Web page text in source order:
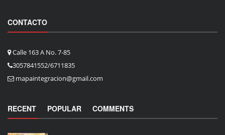
CONTACTO
Calle 163 A No. 7-85
3057841552/6711835
mapaintegracion@gmail.com
RECENT POPULAR COMMENTS